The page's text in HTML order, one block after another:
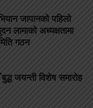
जापानको पहिलो
लामाको अध्यक्षतामा
गठन
जयन्ती विशेष समारोह